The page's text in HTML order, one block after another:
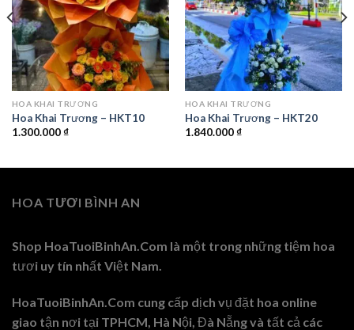
HOA KHAI TRƯƠNG
Hoa Khai Trương – HKT10
1.300.000₫
HOA KHAI TRƯƠNG
Hoa Khai Trương – HKT20
1.840.000₫
HOA TƯƠI BÌNH AN
Shop HoaTuoiBinhAn.Com là một trong những tiệm hoa
tươi uy tín nhất Việt Nam.
HoaTuoiBinhAn.Com cung cấp dịch vụ đặt hoa online
giao tận nơi tại TPHCM, Hà Nội, Đà Nẵng và tất cả các